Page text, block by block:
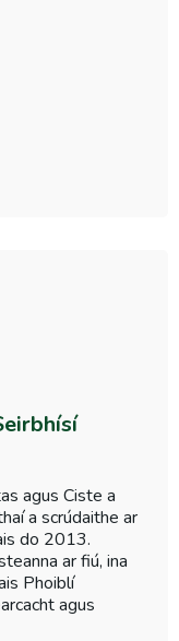
agus Ciste a
a scrúdaithe ar
do 2013.
ar fiú, ina
Phoiblí
agus